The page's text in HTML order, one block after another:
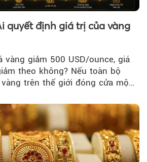
quyết định giá trị của vàng
vàng giảm 500 USD/ounce, giá
theo không? Nếu toàn bộ
trên thế giới đóng cửa một